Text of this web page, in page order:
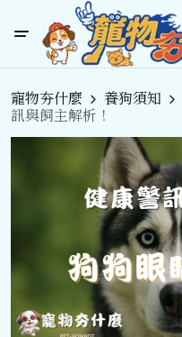
寵物夯什麼 養狗須知
訊與飼主解析！